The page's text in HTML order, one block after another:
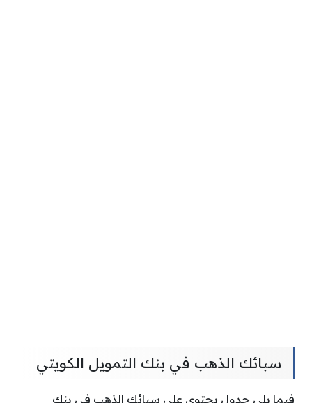
سبائك الذهب في بنك التمويل الكويتي
فيما يلي جدول يحتوي على سبائك الذهب في بنك